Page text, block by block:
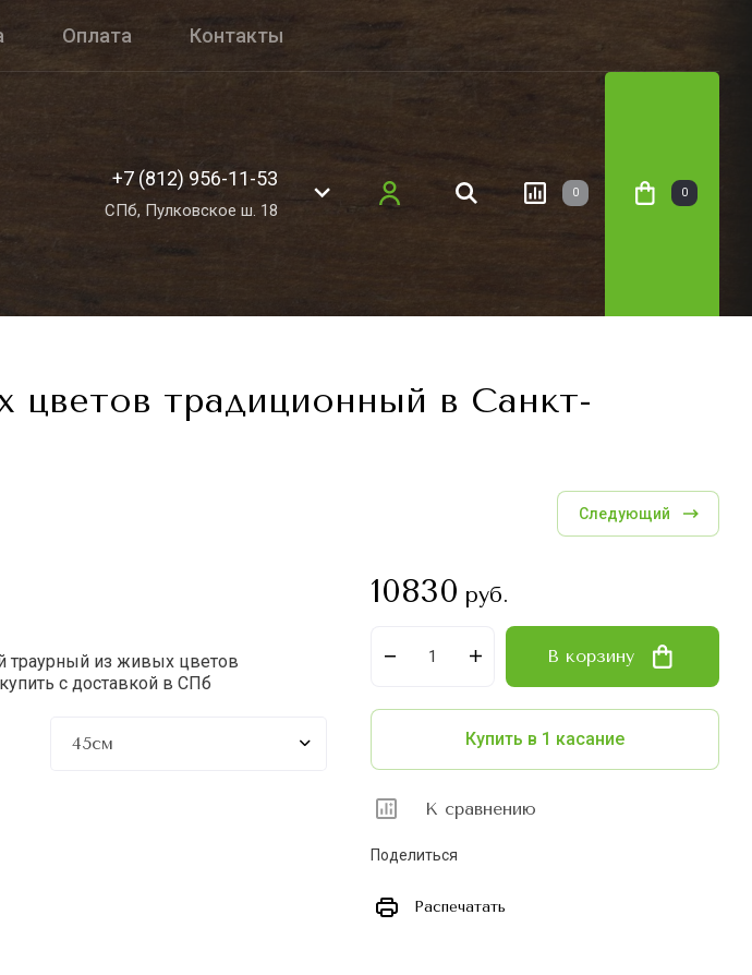
Оплата Контакты
+7 (812) 956-11-53
СПб, Пулковское ш. 18
0 0
цветов традиционный в Санкт-
Следующий
траурный из живых цветов
с доставкой в СПб
10830 руб.
В корзину
Купить в 1 касание
К сравнению
Поделиться
Распечатать